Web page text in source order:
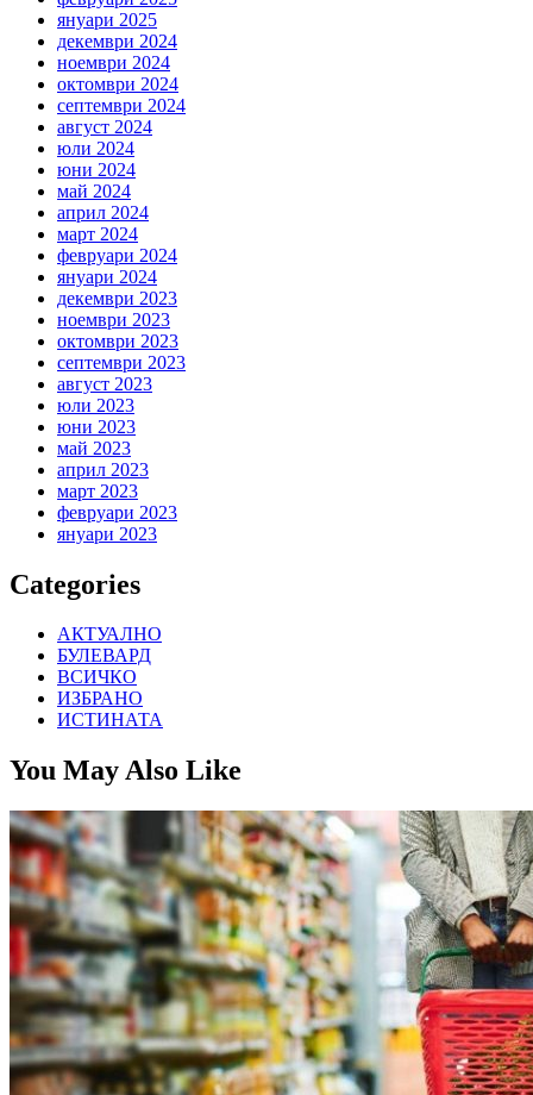
януари 2025
декември 2024
ноември 2024
октомври 2024
септември 2024
август 2024
юли 2024
юни 2024
май 2024
април 2024
март 2024
февруари 2024
януари 2024
декември 2023
ноември 2023
октомври 2023
септември 2023
август 2023
юли 2023
юни 2023
май 2023
април 2023
март 2023
февруари 2023
януари 2023
Categories
АКТУАЛНО
БУЛЕВАРД
ВСИЧКО
ИЗБРАНО
ИСТИНАТА
You May Also Like